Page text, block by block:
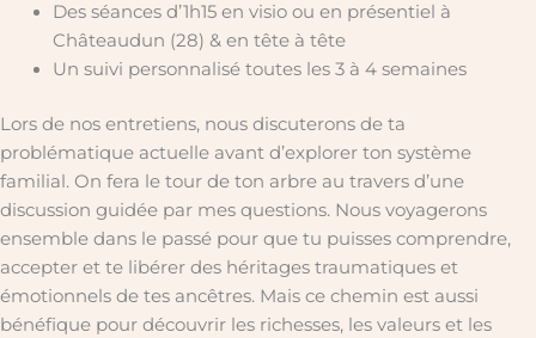
Des séances d’1h15 en visio ou en présentiel à
Châteaudun (28) & en tête à tête
Un suivi personnalisé toutes les 3 à 4 semaines
Lors de nos entretiens, nous discuterons de ta
problématique actuelle avant d’explorer ton système
familial. On fera le tour de ton arbre au travers d’une
discussion guidée par mes questions. Nous voyagerons
ensemble dans le passé pour que tu puisses comprendre,
accepter et te libérer des héritages traumatiques et
émotionnels de tes ancêtres. Mais ce chemin est aussi
bénéfique pour découvrir les richesses, les valeurs et les